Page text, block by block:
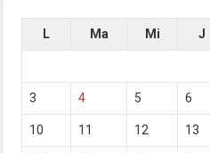
L Ma Mi J
3 4 5 6
10 11 12 13